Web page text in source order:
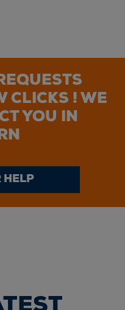
CLICKS ! WE
YOU IN
HELP